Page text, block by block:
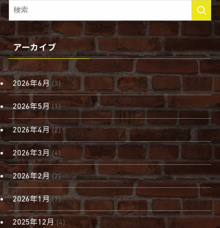
アーカイブ
2026年6月 (3)
2026年5月(1)
2026年4月(2)
2026年3月 (4)
2026年2月(2)
2026年1月 (7)
2025年12月 (4)